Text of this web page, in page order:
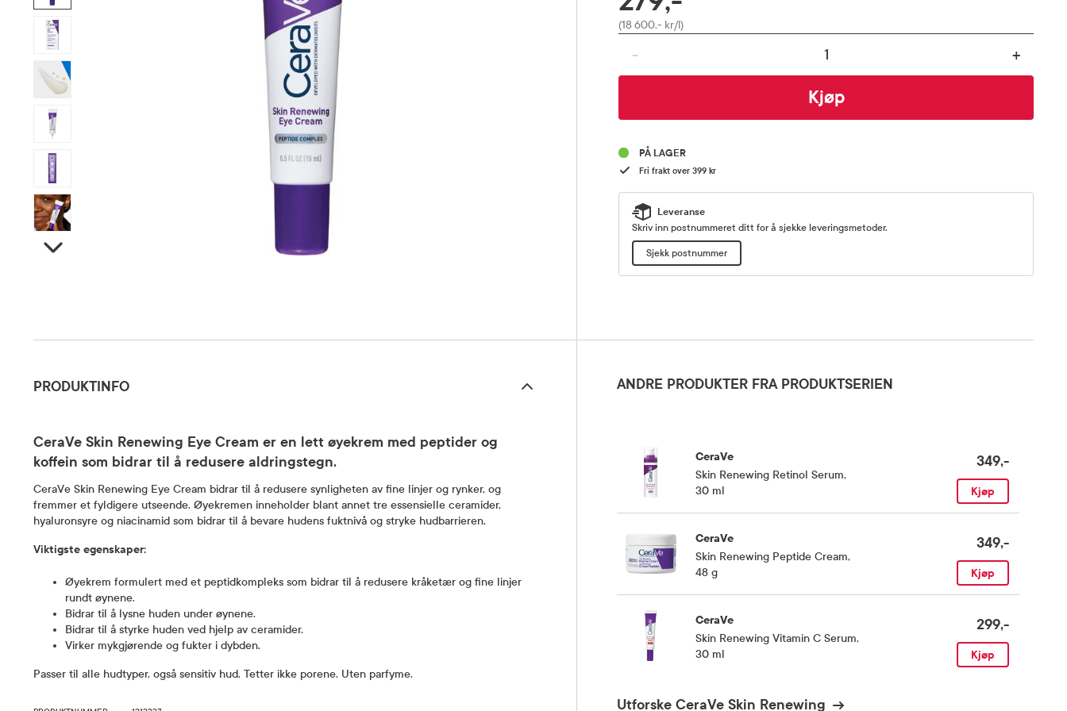
Pris
(18 600,- kr/l)
- +
Kjøp
PÅ LAGER
Fri frakt over 399 kr
Leveranse
Skriv inn postnummeret ditt for å sjekke leveringsmetoder.
Sjekk postnummer
PRODUKTINFO
CeraVe Skin Renewing Eye Cream er en lett øyekrem med peptider og
koffein som bidrar til å redusere aldringstegn.
CeraVe Skin Renewing Eye Cream bidrar til å redusere synligheten av fine linjer og rynker, og
fremmer et fyldigere utseende. Øyekremen inneholder blant annet tre essensielle ceramider,
hyaluronsyre og niacinamid som bidrar til å bevare hudens fuktnivå og stryke hudbarrieren.
Viktigste egenskaper:
Øyekrem formulert med et peptidkompleks som bidrar til å redusere kråketær og fine linjer
rundt øynene.
Bidrar til å lysne huden under øynene.
Bidrar til å styrke huden ved hjelp av ceramider.
Virker mykgjørende og fukter i dybden.
Passer til alle hudtyper, også sensitiv hud. Tetter ikke porene. Uten parfyme.
ANDRE PRODUKTER FRA PRODUKTSERIEN
CeraVe
Skin Renewing Retinol Serum,
30 ml
349,-
Kjøp
CeraVe
Skin Renewing Peptide Cream,
48 g
349,-
Kjøp
CeraVe
Skin Renewing Vitamin C Serum,
30 ml
299,-
Kjøp
Utforske CeraVe Skin Renewing